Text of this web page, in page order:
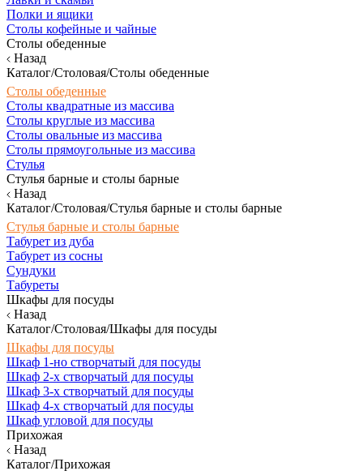
Полки и ящики
Столы кофейные и чайные
Столы обеденные
Назад
Каталог/Столовая/Столы обеденные
Столы обеденные
Столы квадратные из массива
Столы круглые из массива
Столы овальные из массива
Столы прямоугольные из массива
Стулья
Стулья барные и столы барные
Назад
Каталог/Столовая/Стулья барные и столы барные
Стулья барные и столы барные
Табурет из дуба
Табурет из сосны
Сундуки
Табуреты
Шкафы для посуды
Назад
Каталог/Столовая/Шкафы для посуды
Шкафы для посуды
Шкаф 1-но створчатый для посуды
Шкаф 2-х створчатый для посуды
Шкаф 3-х створчатый для посуды
Шкаф 4-х створчатый для посуды
Шкаф угловой для посуды
Прихожая
Назад
Каталог/Прихожая